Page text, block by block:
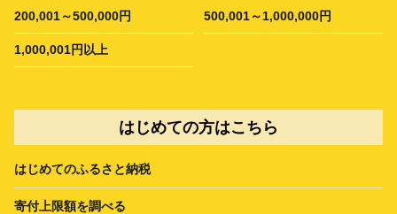
200,001～500,000円 500,001～1,000,000円
1,000,001円以上
はじめての方はこちら
はじめてのふるさと納税
寄付上限額を調べる